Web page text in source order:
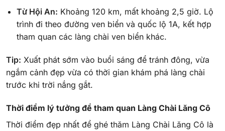
Từ Hội An: Khoảng 120 km, mất khoảng 2,5 giờ. Lộ
trình đi theo đường ven biển và quốc lộ 1A, kết hợp
tham quan các làng chài ven biển khác.
Tip: Xuất phát sớm vào buổi sáng để tránh đông, vừa
ngắm cảnh đẹp vừa có thời gian khám phá làng chài
trước khi trời nắng gắt.
Thời điểm lý tưởng để tham quan Làng Chài Lăng Cô
Thời điểm đẹp nhất để ghé thăm Làng Chài Lăng Cô là